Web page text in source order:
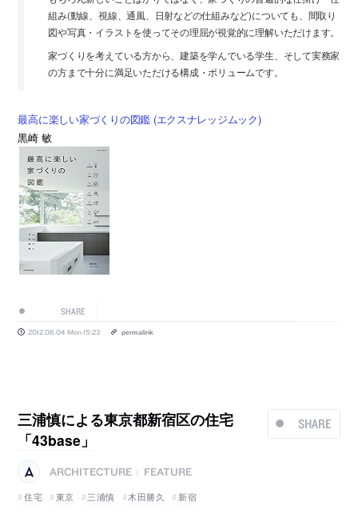
組み(動線、視線、通風、日射などの仕組みなど)についても、間取り
図や写真・イラストを使ってその理屈が視覚的に理解いただけます。
家づくりを考えている方から、建築を学んでいる学生、そして実務家
の方まで十分に満足いただける構成・ボリュームです。
最高に楽しい家づくりの図鑑 (エクスナレッジムック)
黒崎 敏
SHARE
2012.06.04 Mon 15:23 permalink
SHARE
三浦慎による東京都新宿区の住宅
「43base」
ARCHITECTURE
FEATURE
住宅
東京 三浦慎 木田勝久 新宿